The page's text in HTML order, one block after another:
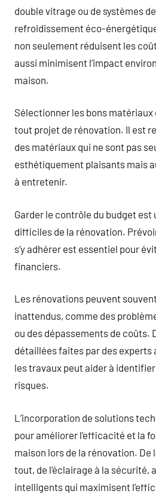
double vitrage ou de systèmes
refroidissement éco-
non seulement réduisent les
aussi minimisent l’impact
maison.
Sélectionner les bons matériaux
tout projet de rénovation. Il est
des matériaux qui ne sont pas
esthétiquement plaisants mais
à entretenir.
Garder le contrôle du budget est
difficiles de la rénovation.
s’y adhérer est essentiel pour
financiers.
Les rénovations peuvent
inattendus, comme des
ou des dépassements de coûts.
détaillées faites par des experts
les travaux peut aider à
risques.
L’incorporation de solutions
pour améliorer l’efficacité et la
maison lors de la rénovation. De
tout, de l’éclairage à la sécurité,
intelligents qui maximisent